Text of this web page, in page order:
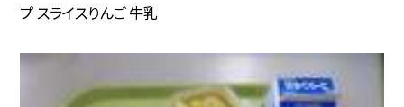
プ スライスりんご 牛乳